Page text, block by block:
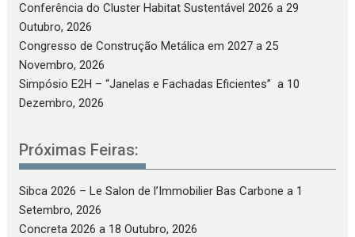
Conferência do Cluster Habitat Sustentável 2026 a 29
Outubro, 2026
Congresso de Construção Metálica em 2027 a 25
Novembro, 2026
Simpósio E2H – “Janelas e Fachadas Eficientes” a 10
Dezembro, 2026
Próximas Feiras:
Sibca 2026 – Le Salon de l’Immobilier Bas Carbone a 1
Setembro, 2026
Concreta 2026 a 18 Outubro, 2026